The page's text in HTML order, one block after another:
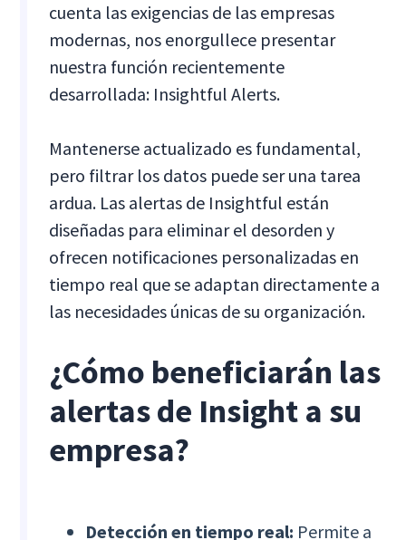
cuenta las exigencias de las empresas
modernas, nos enorgullece presentar
nuestra función recientemente
desarrollada: Insightful Alerts.
Mantenerse actualizado es fundamental,
pero filtrar los datos puede ser una tarea
ardua. Las alertas de Insightful están
diseñadas para eliminar el desorden y
ofrecen notificaciones personalizadas en
tiempo real que se adaptan directamente a
las necesidades únicas de su organización.
¿Cómo beneficiarán las
alertas de Insight a su
empresa?
Detección en tiempo real: Permite a